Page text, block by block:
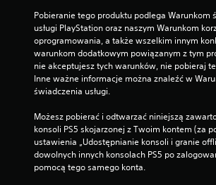
z
g
r
a
ć
b
e
w
ł
ą
c
z
Pobieranie tego produktu podlega Warunkom
usługi PlayStation oraz naszym Warunkom
oprogramowania, a także wszelkim innym
warunkom dodatkowym powiązanym z tym
nie akceptujesz tych warunków, nie pobieraj
Inne ważne informacje można znaleźć w
świadczenia usługi.
Możesz pobierać i odtwarzać niniejszą
konsoli PS5 skojarzonej z Twoim kontem (za
ustawienia „Udostępnianie konsoli i granie
dowolnych innych konsolach PS5 po
pomocą tego samego konta.